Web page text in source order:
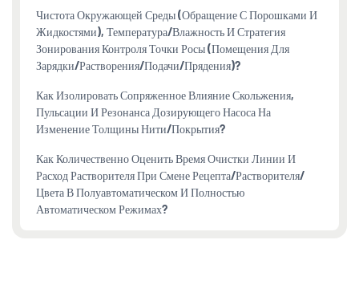
Чистота Окружающей Среды (обращение С Порошками И
Жидкостями), Температура/влажность И Стратегия
Зонирования Контроля Точки Росы (помещения Для
Зарядки/растворения/подачи/прядения)?
Как Изолировать Сопряженное Влияние Скольжения,
Пульсации И Резонанса Дозирующего Насоса На
Изменение Толщины Нити/покрытия?
Как Количественно Оценить Время Очистки Линии И
Расход Растворителя При Смене Рецепта/растворителя/
Цвета В Полуавтоматическом И Полностью
Автоматическом Режимах?